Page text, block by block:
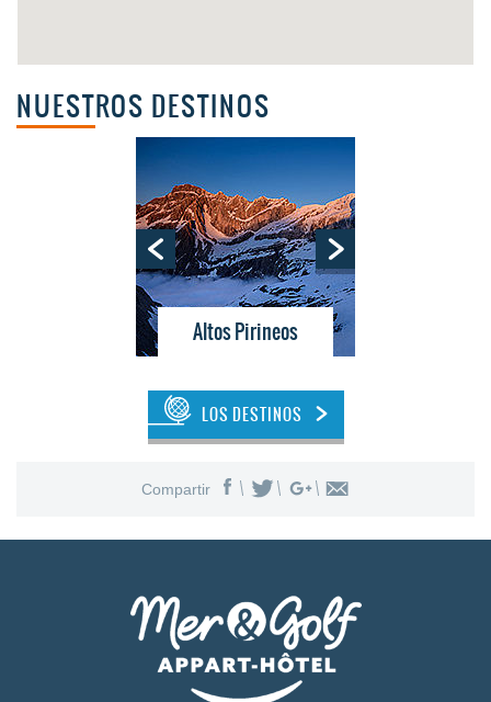
NUESTROS DESTINOS
La costa vasca
Altos Pirineos
LOS DESTINOS
Compartir